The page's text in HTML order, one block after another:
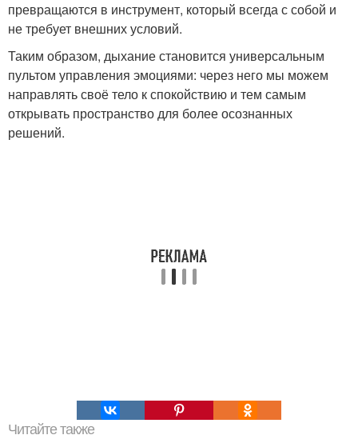
превращаются в инструмент, который всегда с собой и
не требует внешних условий.
Таким образом, дыхание становится универсальным
пультом управления эмоциями: через него мы можем
направлять своё тело к спокойствию и тем самым
открывать пространство для более осознанных
решений.
Читайте также